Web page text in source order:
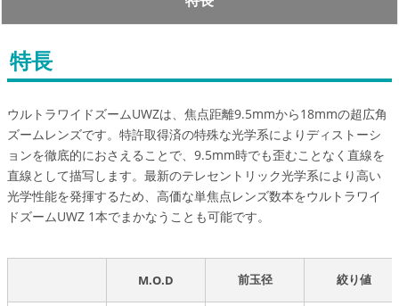
特長
ウルトラワイドズームUWZは、焦点距離9.5mmから18mmの超広角
ズームレンズです。特許取得済の特殊な光学系によりディストーシ
ョンを徹底的におさえることで、9.5mm時でも歪むことなく直線を
直線として描写します。最新のテレセントリック光学系により高い
光学性能を発揮するため、高価な単焦点レンズ数本をウルトラワイ
ドズームUWZ 1本でまかなうことも可能です。
M.O.D 前玉径 絞り値